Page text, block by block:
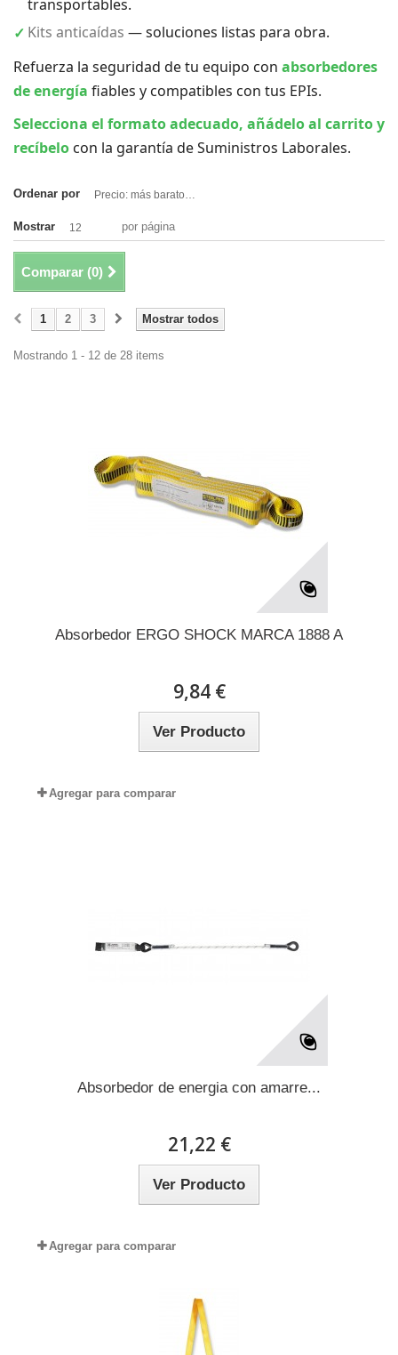
transportables.
Kits anticaídas — soluciones listas para obra.
Refuerza la seguridad de tu equipo con absorbedores
de energía fiables y compatibles con tus EPIs.
Selecciona el formato adecuado, añádelo al carrito y
recíbelo con la garantía de Suministros Laborales.
Ordenar por Precio: más baratos primero
Mostrar 12 por página
Comparar (0)
Mostrar todos
1 2 3
Mostrando 1 - 12 de 28 items
Absorbedor ERGO SHOCK MARCA 1888 A
9,84 €
Ver Producto
Agregar para comparar
Absorbedor de energia con amarre...
21,22 €
Ver Producto
Agregar para comparar